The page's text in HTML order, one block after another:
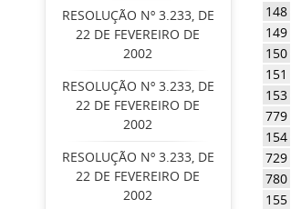
RESOLUÇÃO Nº 3.233, DE
22 DE FEVEREIRO DE
2002
RESOLUÇÃO Nº 3.233, DE
22 DE FEVEREIRO DE
2002
RESOLUÇÃO Nº 3.233, DE
22 DE FEVEREIRO DE
2002
148
149
150
151
153
779
154
729
780
155